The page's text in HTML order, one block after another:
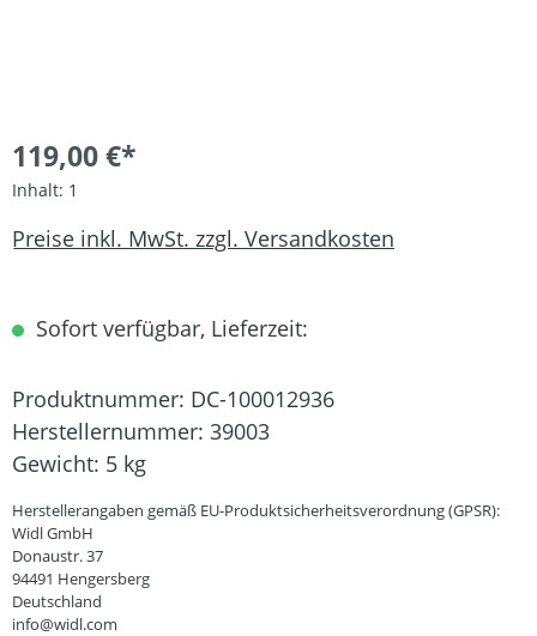
119,00 €*
Inhalt: 1
Preise inkl. MwSt. zzgl. Versandkosten
Sofort verfügbar, Lieferzeit:
Produktnummer: DC-100012936
Herstellernummer: 39003
Gewicht: 5 kg
Herstellerangaben gemäß EU-Produktsicherheitsverordnung (GPSR):
Widl GmbH
Donaustr. 37
94491 Hengersberg
Deutschland
info@widl.com